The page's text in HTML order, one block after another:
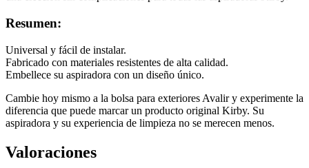
Resumen:
Universal y fácil de instalar.
Fabricado con materiales resistentes de alta calidad.
Embellece su aspiradora con un diseño único.
Cambie hoy mismo a la bolsa para exteriores Avalir y experimente la
diferencia que puede marcar un producto original Kirby. Su
aspiradora y su experiencia de limpieza no se merecen menos.
Valoraciones